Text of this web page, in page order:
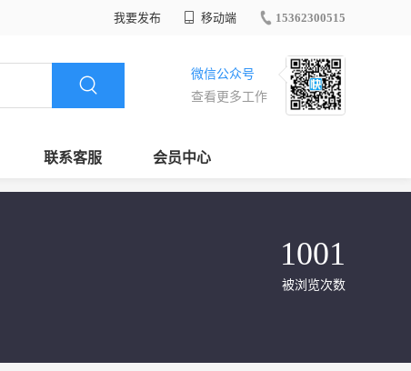
我要发布 移动端 15362300515
微信公众号
查看更多工作
联系客服 会员中心
1001
被浏览次数